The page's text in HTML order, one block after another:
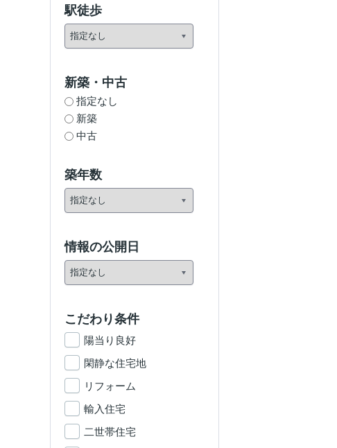
駅徒歩
新築・中古
指定なし
新築
中古
築年数
情報の公開日
こだわり条件
陽当り良好
閑静な住宅地
リフォーム
輸入住宅
二世帯住宅